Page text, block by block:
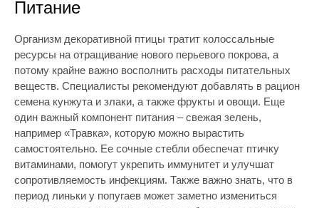
Питание
Организм декоративной птицы тратит колоссальные
ресурсы на отращивание нового перьевого покрова, а
потому крайне важно восполнить расходы питательных
веществ. Специалисты рекомендуют добавлять в рацион
семена кунжута и злаки, а также фрукты и овощи. Еще
один важный компонент питания – свежая зелень,
например «Травка», которую можно вырастить
самостоятельно. Ее сочные стебли обеспечат птичку
витаминами, помогут укрепить иммунитет и улучшат
сопротивляемость инфекциям. Также важно знать, что в
период линьки у попугаев может заметно измениться